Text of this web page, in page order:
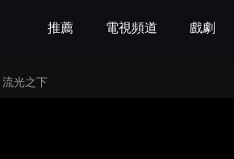
推薦 電視頻道 戲劇
流光之下